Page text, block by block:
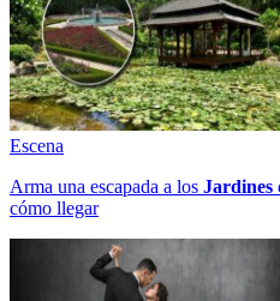
Escena
Arma una escapada a los Jardines
cómo llegar